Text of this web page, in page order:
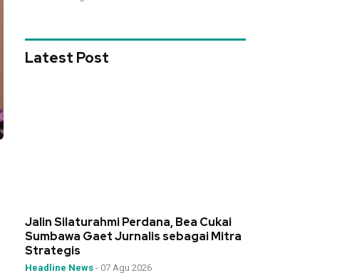
Latest Post
Jalin Silaturahmi Perdana, Bea Cukai
Sumbawa Gaet Jurnalis sebagai Mitra
Strategis
Headline News - 07 Agu 2026